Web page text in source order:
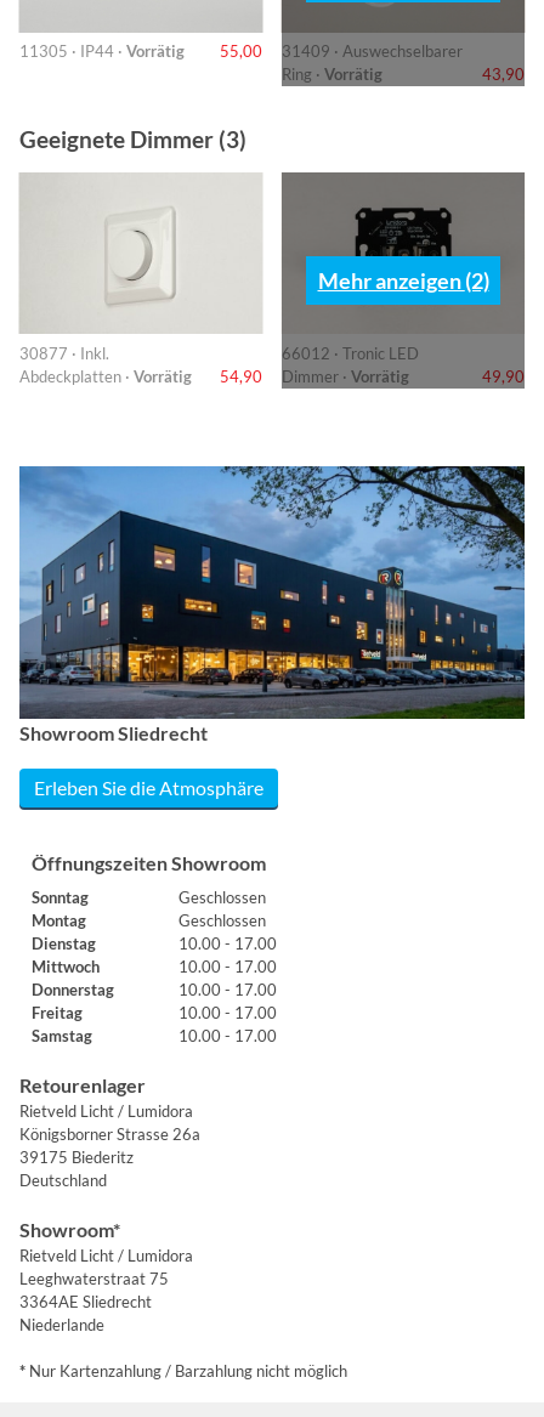
11305 · IP44 · Vorrätig 55,00
31409 · Auswechselbarer
Ring · Vorrätig 43,90
Geeignete Dimmer (3)
30877 · Inkl.
Abdeckplatten · Vorrätig 54,90
66012 · Tronic LED
Dimmer · Vorrätig 49,90
Mehr anzeigen (2)
Showroom Sliedrecht
Erleben Sie die Atmosphäre
Öffnungszeiten Showroom
Sonntag
Geschlossen
Montag
Geschlossen
Dienstag
10.00 - 17.00
Mittwoch
10.00 - 17.00
Donnerstag
10.00 - 17.00
Freitag
10.00 - 17.00
Samstag
10.00 - 17.00
Retourenlager
Rietveld Licht / Lumidora
Königsborner Strasse 26a
39175 Biederitz
Deutschland
Showroom*
Rietveld Licht / Lumidora
Leeghwaterstraat 75
3364AE Sliedrecht
Niederlande
* Nur Kartenzahlung / Barzahlung nicht möglich